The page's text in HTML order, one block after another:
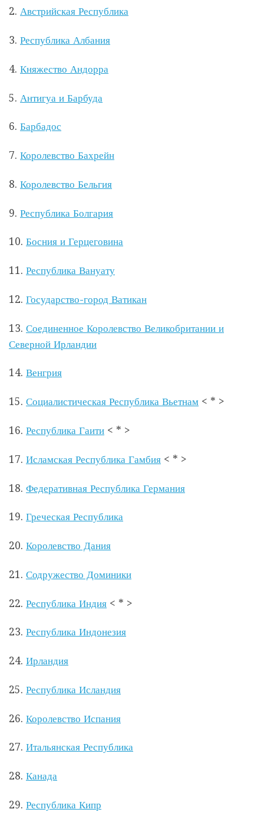
2. Австрийская Республика
3. Республика Албания
4. Княжество Андорра
5. Антигуа и Барбуда
6. Барбадос
7. Королевство Бахрейн
8. Королевство Бельгия
9. Республика Болгария
10. Босния и Герцеговина
11. Республика Вануату
12. Государство-город Ватикан
13. Соединенное Королевство Великобритании и
Северной Ирландии
14. Венгрия
15. Социалистическая Республика Вьетнам < * >
16. Республика Гаити < * >
17. Исламская Республика Гамбия < * >
18. Федеративная Республика Германия
19. Греческая Республика
20. Королевство Дания
21. Содружество Доминики
22. Республика Индия < * >
23. Республика Индонезия
24. Ирландия
25. Республика Исландия
26. Королевство Испания
27. Итальянская Республика
28. Канада
29. Республика Кипр